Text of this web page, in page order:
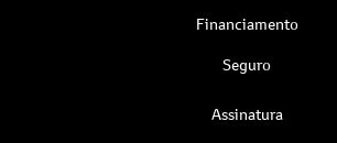
Financiamento
Seguro
Assinatura